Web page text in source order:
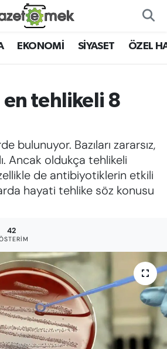
EKONOMİ SİYASET ÖZEL
en tehlikeli 8
bulunuyor. Bazıları zararsız,
Ancak oldukça tehlikeli
de antibiyotiklerin etkili
hayati tehlike söz konusu
42
Vakitleri
Durumu ve Fikstür